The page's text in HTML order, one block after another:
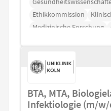
Ethikkommission
Medizinische Forschung
BTA, MTA,
Infektiologie (m/w/